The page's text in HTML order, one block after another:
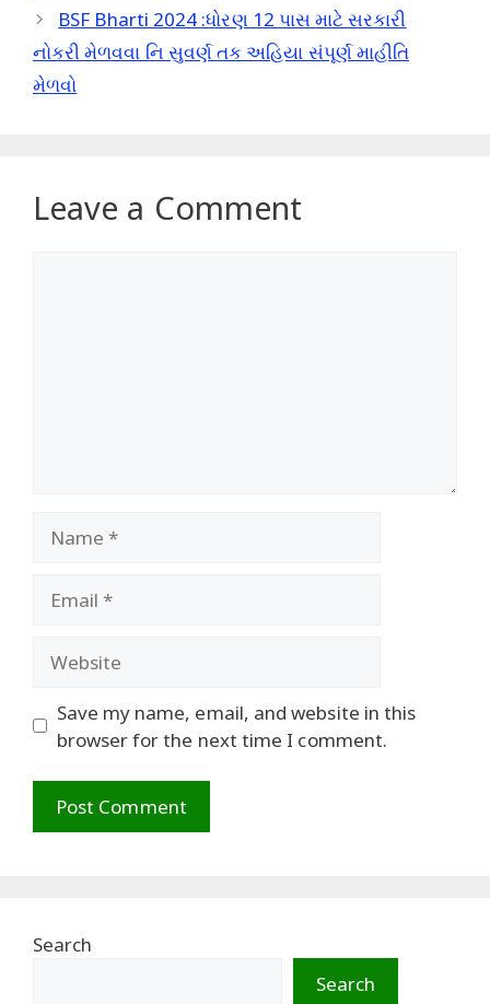
BSF Bharti 2024 :ધોરણ 12 પાસ માટે સરકારી
નોકરી મેળવવા નિ સુવર્ણ તક અહિયા સંપૂર્ણ માહીતિ
મેળવો
Leave a Comment
Save my name, email, and website in this
browser for the next time I comment.
Search
Search